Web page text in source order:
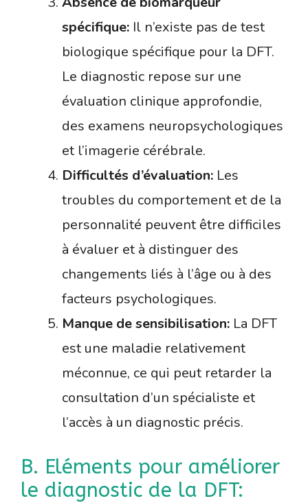
spécifique: Il n’existe pas de test
biologique spécifique pour la DFT.
Le diagnostic repose sur une
évaluation clinique approfondie,
des examens neuropsychologiques
et l’imagerie cérébrale.
Difficultés d’évaluation: Les
troubles du comportement et de la
personnalité peuvent être difficiles
à évaluer et à distinguer des
changements liés à l’âge ou à des
facteurs psychologiques.
Manque de sensibilisation: La DFT
est une maladie relativement
méconnue, ce qui peut retarder la
consultation d’un spécialiste et
l’accès à un diagnostic précis.
B. Eléments pour améliorer
le diagnostic de la DFT: